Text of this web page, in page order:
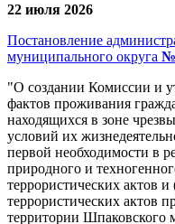
22 июля 2026
Постановление
муниципального округа
"О создании Комиссии и
фактов проживания
находящихся в зоне
условий их
первой необходимости в
природного и
террористических актов
террористических актов
территории Шпаковского